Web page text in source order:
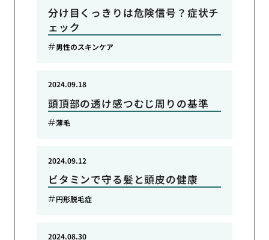
分け目くっきりは危険信号？症状チ
ェック
男性のスキンケア
頭頂部の透け感つむじ周りの基準
2024.09.18
薄毛
ビタミンで守る髪と頭皮の健康
2024.09.12
円形脱毛症
2024.08.30